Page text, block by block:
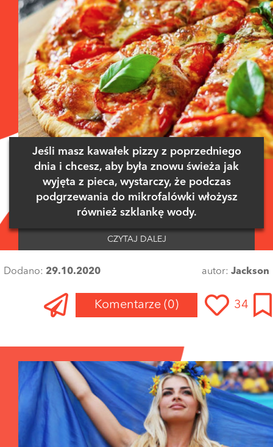
Jeśli masz kawałek pizzy z poprzedniego
dnia i chcesz, aby była znowu świeża jak
wyjęta z pieca, wystarczy, że podczas
podgrzewania do mikrofalówki włożysz
również szklankę wody.
CZYTAJ DALEJ
Dodano: 29.10.2020 autor: Jackson
Komentarze (0) 34